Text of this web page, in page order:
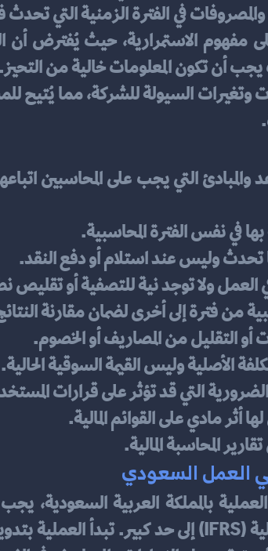
في نفس الفترة المحاسبية.
تحدث وليس عند استلام أو دفع النقد.
العمل ولا توجد نية للتصفية أو
من فترة إلى أخرى لضمان مقارنة
أو التقليل من المصاريف أو الخصوم.
الأصلية وليس القيمة السوقية الحالية.
التي قد تؤثر على قرارات
أثر مادي على القوائم المالية.
المحاسبة المالية.
العمل السعودي